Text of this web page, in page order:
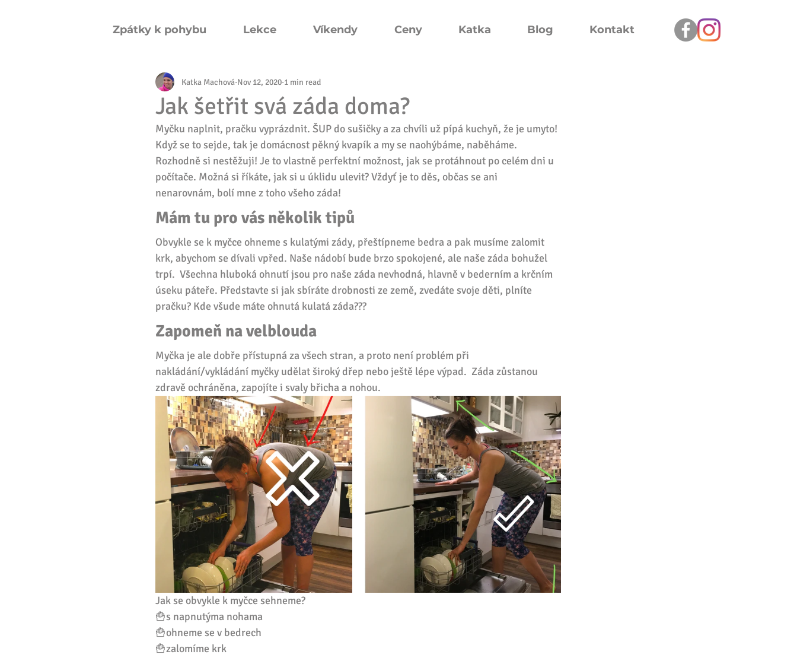
Zpátky k pohybu Lekce Víkendy Ceny Katka Blog Kontakt
Jak šetřit svá záda doma?
Katka Machová Nov 12, 2020 1 min read
Myčku naplnit, pračku vyprázdnit. ŠUP do sušičky a za chvíli už pípá kuchyň, že je umyto!
Když se to sejde, tak je domácnost pěkný kvapík a my se naohýbáme, naběháme.
Rozhodně si nestěžuji! Je to vlastně perfektní možnost, jak se protáhnout po celém dni u
počítače. Možná si říkáte, jak si u úklidu ulevit? Vždyť je to děs, občas se ani
nenarovnám, bolí mne z toho všeho záda!
Mám tu pro vás několik tipů
Obvykle se k myčce ohneme s kulatými zády, přeštípneme bedra a pak musíme zalomit
krk, abychom se dívali vpřed. Naše nádobí bude brzo spokojené, ale naše záda bohužel
trpí.  Všechna hluboká ohnutí jsou pro naše záda nevhodná, hlavně v bederním a krčním
úseku páteře. Představte si jak sbíráte drobnosti ze země, zvedáte svoje děti, plníte
pračku? Kde všude máte ohnutá kulatá záda???
Zapomeň na velblouda
Myčka je ale dobře přístupná za všech stran, a proto není problém při
nakládání/vykládání myčky udělat široký dřep nebo ještě lépe výpad.  Záda zůstanou
zdravě ochráněna, zapojíte i svaly břicha a nohou.
Jak se obvykle k myčce sehneme?
🍟s napnutýma nohama
🍟ohneme se v bedrech
🍟zalomíme krk